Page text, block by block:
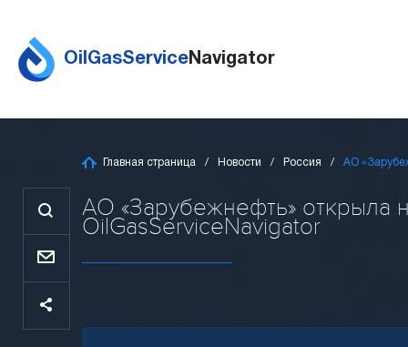
OilGasServiceNavigator
Главная страница Новости Россия АО
АО «Зарубежнефть» открыла
OilGasServiceNavigator